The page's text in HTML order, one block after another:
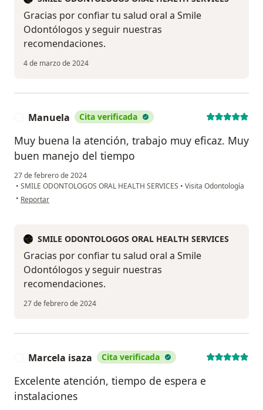
Gracias por confiar tu salud oral a Smile
Odontólogos y seguir nuestras
recomendaciones.
4 de marzo de 2024
Manuela Cita verificada
Muy buena la atención, trabajo muy eficaz. Muy
buen manejo del tiempo
27 de febrero de 2024
• SMILE ODONTOLOGOS ORAL HEALTH SERVICES • Visita Odontología
• en opinión del usuario Manuela
Reportar
SMILE ODONTOLOGOS ORAL HEALTH SERVICES
Gracias por confiar tu salud oral a Smile
Odontólogos y seguir nuestras
recomendaciones.
27 de febrero de 2024
Marcela isaza Cita verificada
Excelente atención, tiempo de espera e
instalaciones